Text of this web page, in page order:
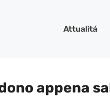
Attualitá
appena